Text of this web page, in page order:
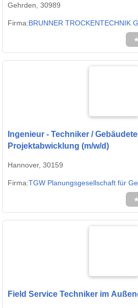
Gehrden, 30989
Firma:BRUNNER TROCKENTECHNIK
★
Ingenieur - Techniker /
Projektabwicklung (m/w/d)
Hannover, 30159
Firma:TGW Planungsgesellschaft für
★
Field Service Techniker im